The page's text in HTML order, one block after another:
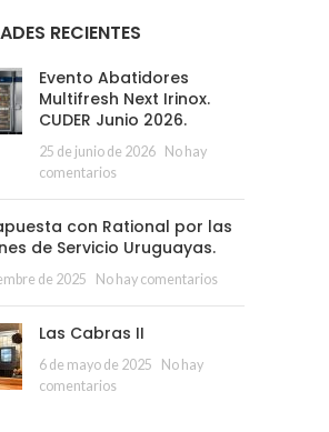
RECIENTES
Evento Abatidores
Multifresh Next Irinox.
CUDER Junio 2026.
25 de junio de 2026
No hay
comentarios
con Rational por las
de Servicio Uruguayas.
de 2025 No hay comentarios
Las Cabras II
6 de mayo de 2025
No hay
comentarios